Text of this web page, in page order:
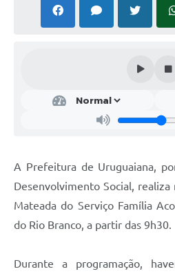
ITBI Online
SIM - Serviço de Inspeção Municipal
Vigilância Sanitária
COPIR - Coordenadoria de Promoção
A Prefeitura de Uruguaiana,
Desenvolvimento Social,
Mateada do Serviço Família
do Rio Branco, a partir das 9h30.
Durante a programação,